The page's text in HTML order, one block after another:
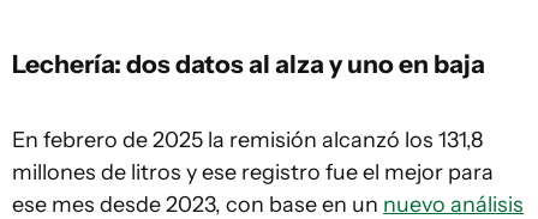
Lechería: dos datos al alza y uno en baja
En febrero de 2025 la remisión alcanzó los 131,8
millones de litros y ese registro fue el mejor para
ese mes desde 2023, con base en un nuevo análisis